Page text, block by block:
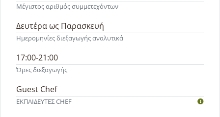
Μέγιστος αριθμός συμμετεχόντων
Ημερομηνίες διεξαγωγής αναλυτικά
Δευτέρα ως Παρασκευή
Ώρες διεξαγωγής
17:00-21:00
ΕΚΠΑΙΔΕΥΤEΣ CHEF
Guest Chef